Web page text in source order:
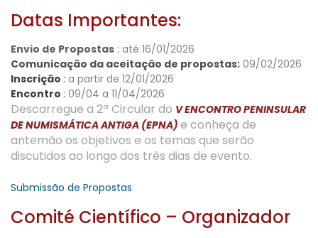
Datas Importantes:
Envio de Propostas : até 16/01/2026
Comunicação da aceitação de propostas: 09/02/2026
Inscrição : a partir de 12/01/2026
Encontro : 09/04 a 11/04/2026
Descarregue a 2ª Circular do V ENCONTRO PENINSULAR
DE NUMISMÁTICA ANTIGA (EPNA) e conheça de
antemão os objetivos e os temas que serão
discutidos ao longo dos três dias de evento.
Submissão de Propostas
Comité Científico – Organizador